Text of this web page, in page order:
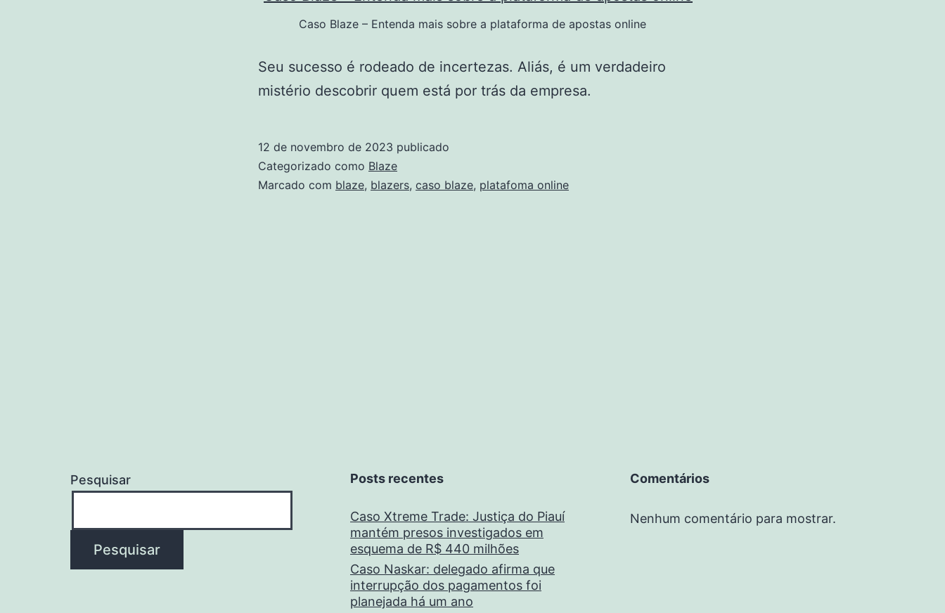
Caso Blaze – Entenda mais sobre a plataforma de apostas online
Seu sucesso é rodeado de incertezas. Aliás, é um verdadeiro
mistério descobrir quem está por trás da empresa.
12 de novembro de 2023 publicado
Categorizado como Blaze
Marcado com blaze, blazers, caso blaze, platafoma online
Pesquisar
Pesquisar
Posts recentes
Caso Xtreme Trade: Justiça do Piauí
mantém presos investigados em
esquema de R$ 440 milhões
Caso Naskar: delegado afirma que
interrupção dos pagamentos foi
planejada há um ano
Comentários
Nenhum comentário para mostrar.